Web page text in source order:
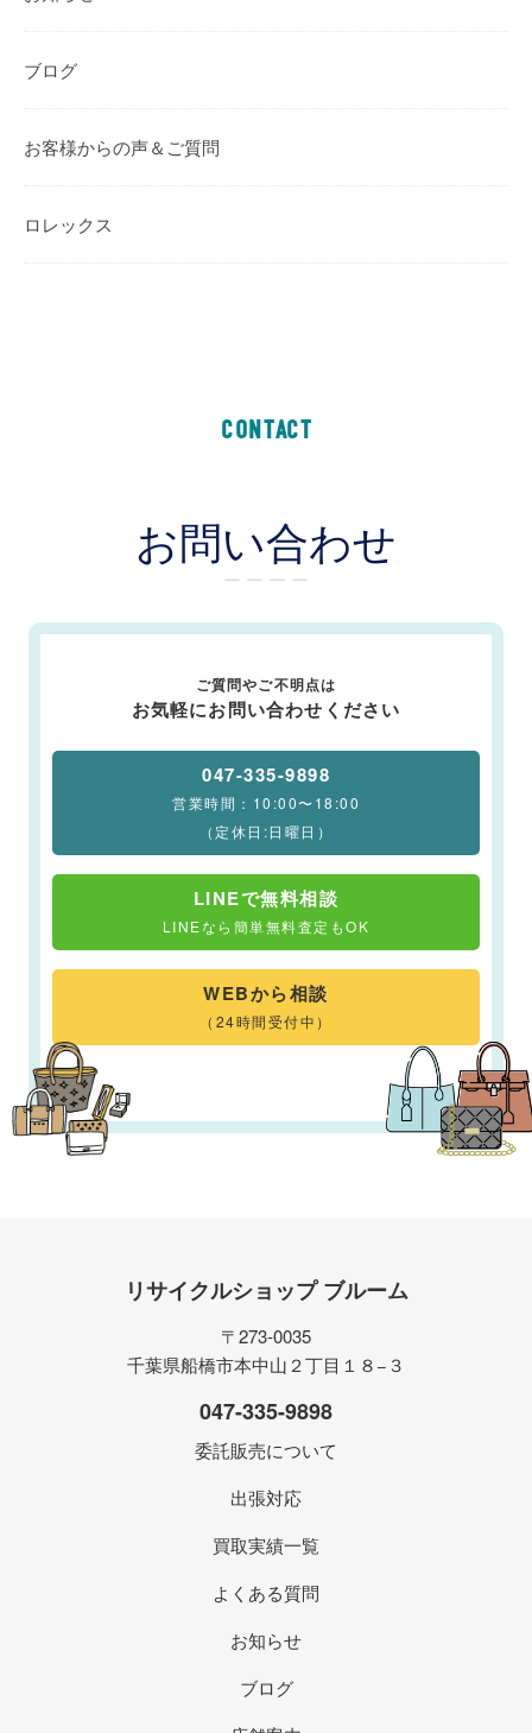
ブログ
お客様からの声＆ご質問
ロレックス
CONTACT
お問い合わせ
ー ー ー ー
ご質問やご不明点は
お気軽にお問い合わせください
047-335-9898
営業時間：10:00〜18:00
（定休日:日曜日）
LINEで無料相談
LINEなら簡単無料査定もOK
WEBから相談
（24時間受付中）
リサイクルショップ ブルーム
〒273-0035
千葉県船橋市本中山２丁目１８−３
047-335-9898
委託販売について
出張対応
買取実績一覧
よくある質問
お知らせ
ブログ